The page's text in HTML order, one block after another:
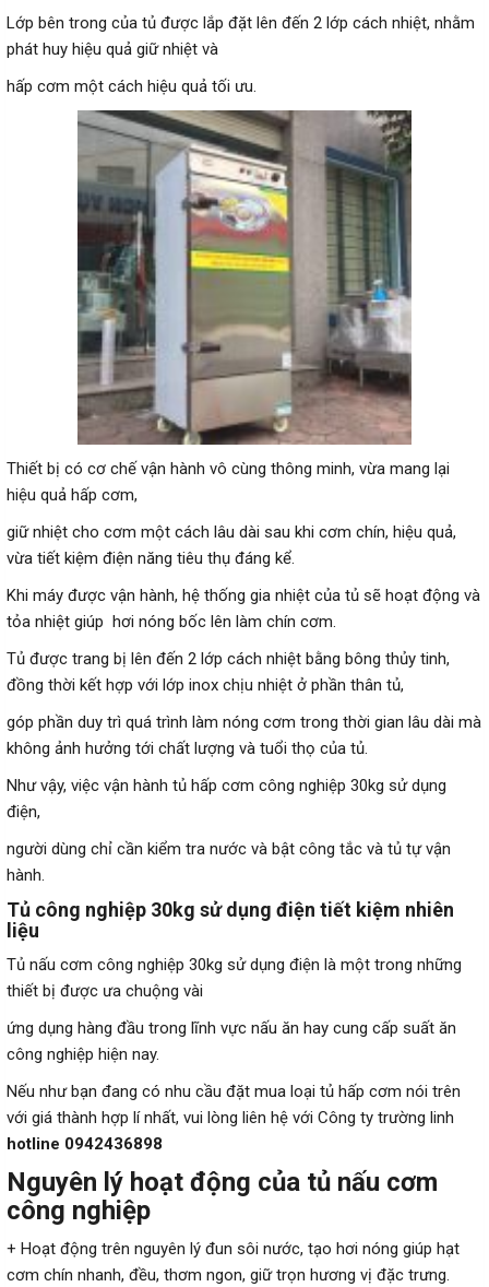
Lớp bên trong của tủ được lắp đặt lên đến 2 lớp cách nhiệt, nhằm
phát huy hiệu quả giữ nhiệt và
hấp cơm một cách hiệu quả tối ưu.
Thiết bị có cơ chế vận hành vô cùng thông minh, vừa mang lại
hiệu quả hấp cơm,
giữ nhiệt cho cơm một cách lâu dài sau khi cơm chín, hiệu quả,
vừa tiết kiệm điện năng tiêu thụ đáng kể.
Khi máy được vận hành, hệ thống gia nhiệt của tủ sẽ hoạt động và
tỏa nhiệt giúp hơi nóng bốc lên làm chín cơm.
Tủ được trang bị lên đến 2 lớp cách nhiệt bằng bông thủy tinh,
đồng thời kết hợp với lớp inox chịu nhiệt ở phần thân tủ,
góp phần duy trì quá trình làm nóng cơm trong thời gian lâu dài mà
không ảnh hưởng tới chất lượng và tuổi thọ của tủ.
Như vậy, việc vận hành tủ hấp cơm công nghiệp 30kg sử dụng
điện,
người dùng chỉ cần kiểm tra nước và bật công tắc và tủ tự vận
hành.
Tủ công nghiệp 30kg sử dụng điện tiết kiệm nhiên
liệu
Tủ nấu cơm công nghiệp 30kg sử dụng điện là một trong những
thiết bị được ưa chuộng vài
ứng dụng hàng đầu trong lĩnh vực nấu ăn hay cung cấp suất ăn
công nghiệp hiện nay.
Nếu như bạn đang có nhu cầu đặt mua loại tủ hấp cơm nói trên
với giá thành hợp lí nhất, vui lòng liên hệ với Công ty trường linh
hotline 0942436898
Nguyên lý hoạt động của tủ nấu cơm
công nghiệp
+ Hoạt động trên nguyên lý đun sôi nước, tạo hơi nóng giúp hạt
cơm chín nhanh, đều, thơm ngon, giữ trọn hương vị đặc trưng.